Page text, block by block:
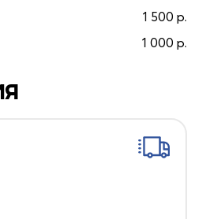
1 500 р.
1 000 р.